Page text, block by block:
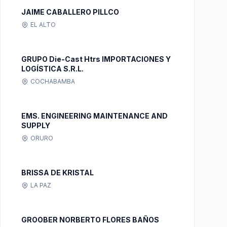
JAIME CABALLERO PILLCO
EL ALTO
GRUPO Die-Cast Htrs IMPORTACIONES Y
LOGÍSTICA S.R.L.
COCHABAMBA
EMS. ENGINEERING MAINTENANCE AND
SUPPLY
ORURO
BRISSA DE KRISTAL
LA PAZ
GROOBER NORBERTO FLORES BAÑOS